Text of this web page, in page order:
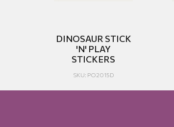
DINOSAUR STICK
'N' PLAY
STICKERS
SKU: PO2015D